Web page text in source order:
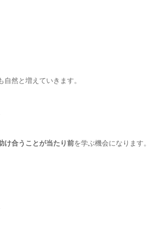
然と増えていきます。
け合うことが当たり前を学ぶ機会になります。